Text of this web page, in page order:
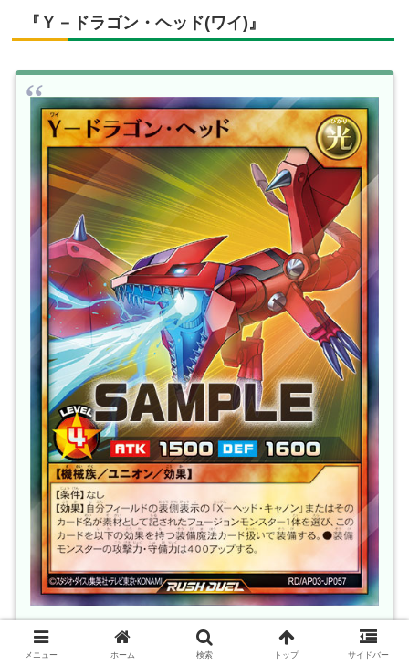
『Ｙ－ドラゴン・ヘッド(ワイ)』
出典:遊戯王ラッシュデュエル – 公式サイト
メニュー ホーム 検索 トップ サイドバー